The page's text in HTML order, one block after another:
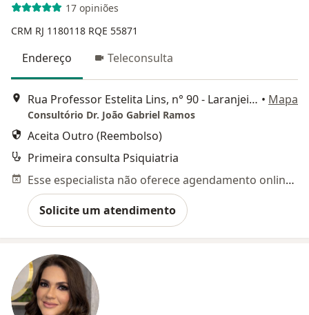
17 opiniões
CRM RJ 1180118 RQE 55871
Endereço Teleconsulta
Rua Professor Estelita Lins, n° 90 - Laranjeiras, Rio de Janeiro • Mapa
Consultório Dr. João Gabriel Ramos
Aceita Outro (Reembolso)
Primeira consulta Psiquiatria
Esse especialista não oferece agendamento online para esse endereço.
Solicite um atendimento